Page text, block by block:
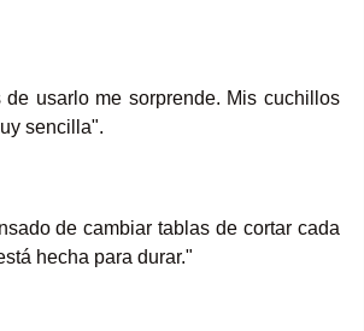
usarlo me sorprende. Mis cuchillos
sencilla".
de cambiar tablas de cortar cada
hecha para durar."